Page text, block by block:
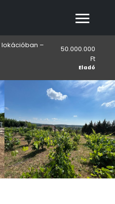
–
50.000.000
Ft
Eladó